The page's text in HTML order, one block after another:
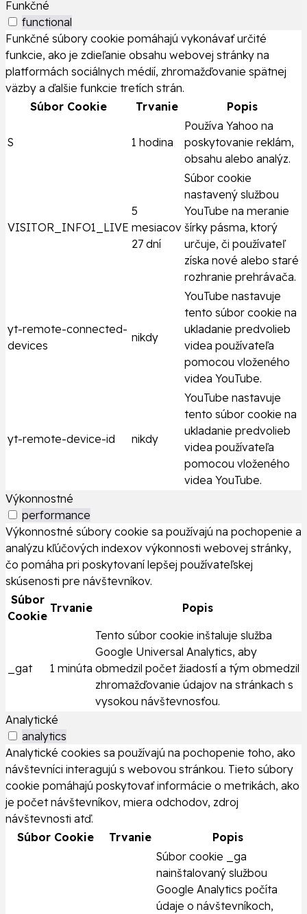
Funkčné
functional
Funkčné súbory cookie pomáhajú vykonávať určité
funkcie, ako je zdieľanie obsahu webovej stránky na
platformách sociálnych médií, zhromažďovanie spätnej
väzby a ďalšie funkcie tretích strán.
Súbor Cookie
Trvanie Popis
S 1 hodina
Používa Yahoo na
poskytovanie reklám,
obsahu alebo analýz.
VISITOR_INFO1_LIVE
5
mesiacov
27 dní
Súbor cookie
nastavený službou
YouTube na meranie
šírky pásma, ktorý
určuje, či používateľ
získa nové alebo staré
rozhranie prehrávača.
yt-remote-connected-
devices
nikdy
YouTube nastavuje
tento súbor cookie na
ukladanie predvolieb
videa používateľa
pomocou vloženého
videa YouTube.
yt-remote-device-id nikdy
YouTube nastavuje
tento súbor cookie na
ukladanie predvolieb
videa používateľa
pomocou vloženého
videa YouTube.
Výkonnostné
performance
Výkonnostné súbory cookie sa používajú na pochopenie a
analýzu kľúčových indexov výkonnosti webovej stránky,
čo pomáha pri poskytovaní lepšej používateľskej
skúsenosti pre návštevníkov.
Súbor
Cookie
Trvanie Popis
_gat 1 minúta
Tento súbor cookie inštaluje služba
Google Universal Analytics, aby
obmedzil počet žiadostí a tým obmedzil
zhromažďovanie údajov na stránkach s
vysokou návštevnosťou.
Analytické
analytics
Analytické cookies sa používajú na pochopenie toho, ako
návštevníci interagujú s webovou stránkou. Tieto súbory
cookie pomáhajú poskytovať informácie o metrikách, ako
je počet návštevníkov, miera odchodov, zdroj
návštevnosti atď.
Súbor Cookie
Trvanie Popis
Súbor cookie _ga
nainštalovaný službou
Google Analytics počíta
údaje o návštevníkoch,